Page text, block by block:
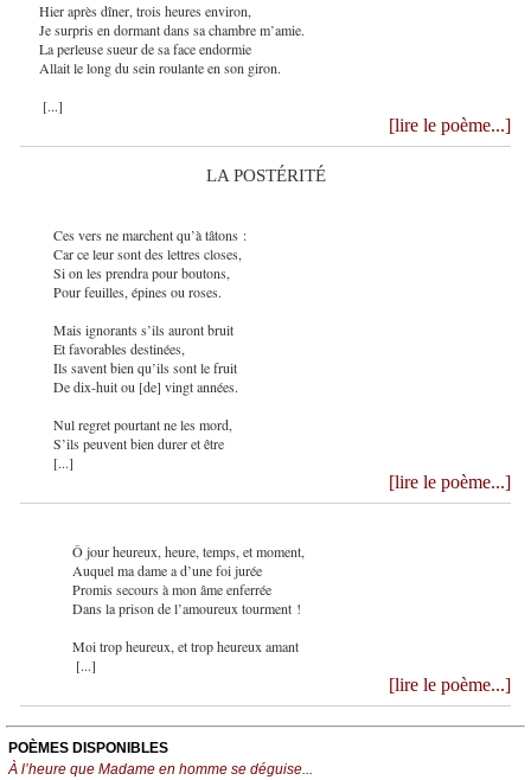
Hier après dîner, trois heures environ,
Je surpris en dormant dans sa chambre m’amie.
La perleuse sueur de sa face endormie
Allait le long du sein roulante en son giron.
[...]
[lire le poème...]
LA POSTÉRITÉ
Ces vers ne marchent qu’à tâtons :
Car ce leur sont des lettres closes,
Si on les prendra pour boutons,
Pour feuilles, épines ou roses.
Mais ignorants s’ils auront bruit
Et favorables destinées,
Ils savent bien qu’ils sont le fruit
De dix-huit ou [de] vingt années.
Nul regret pourtant ne les mord,
S’ils peuvent bien durer et être
[...]
[lire le poème...]
Ô jour heureux, heure, temps, et moment,
Auquel ma dame a d’une foi jurée
Promis secours à mon âme enferrée
Dans la prison de l’amoureux tourment !
Moi trop heureux, et trop heureux amant
[...]
[lire le poème...]
POÈMES DISPONIBLES
À l’heure que Madame en homme se déguise...